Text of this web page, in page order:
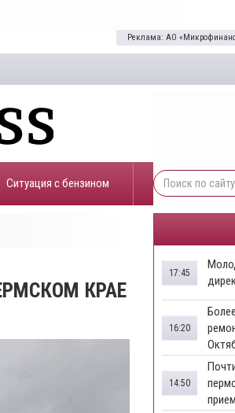
Реклама: АО
​Ситуация с бензином
КРАЕ
17:45
16:20
14:50